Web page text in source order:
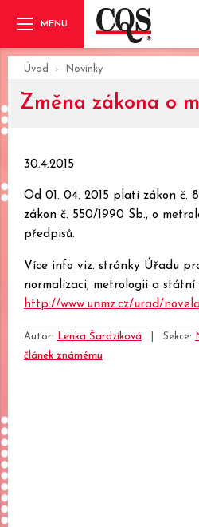
Úvod Novinky
Změna zákona o
30.4.2015
Od 01. 04. 2015 platí zákon č.
zákon č. 550/1990 Sb., o
předpisů.
Více info viz. stránky Úřadu
normalizaci, metrologii a státní
http://www.unmz.cz/urad/
Autor: Lenka Šardziková Sekce:
článek známému